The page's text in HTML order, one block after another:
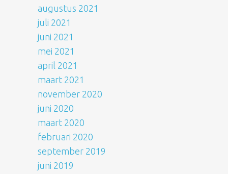
augustus 2021
juli 2021
juni 2021
mei 2021
april 2021
maart 2021
november 2020
juni 2020
maart 2020
februari 2020
september 2019
juni 2019